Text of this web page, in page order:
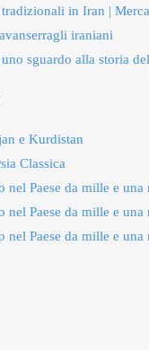
in Iran |
iraniani
sguardo alla storia
e Kurdistan
Classica
nel Paese da mille e una
nel Paese da mille e una
nel Paese da mille e una